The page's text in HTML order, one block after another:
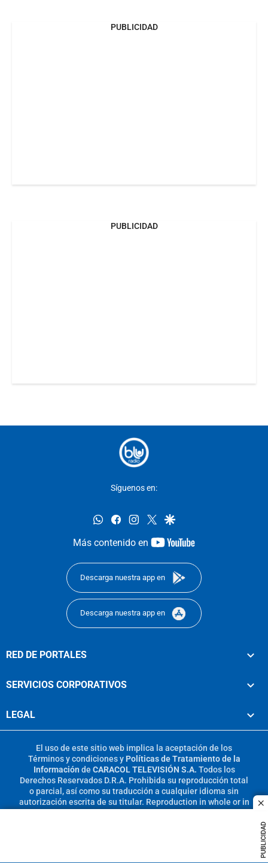
PUBLICIDAD
PUBLICIDAD
PUBLICIDAD
Síguenos en:
whatsappfacebookinstagram
twittergoogle
Más contenido en
youtube-
Descarga nuestra app en
Descarga nuestra app en
RED DE PORTALES
SERVICIOS CORPORATIVOS
LEGAL
El uso de este sitio web implica la aceptación de los
Términos y condicionesy Políticas de Tratamiento de la
Información de CARACOL TELEVISIÓN S.A. Todos los
Derechos Reservados D.R.A. Prohibida su reproducción total
o parcial, así como su traducción a cualquier idioma sin
autorización escrita de su titular. Reproduction in whole or in